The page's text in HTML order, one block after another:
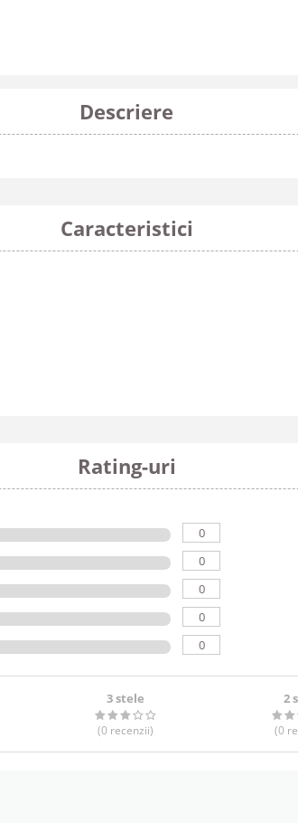
Descriere
Caracteristici
Rating-uri
0
0
0
0
0
3 stele
(0 recenzii)
2
(0